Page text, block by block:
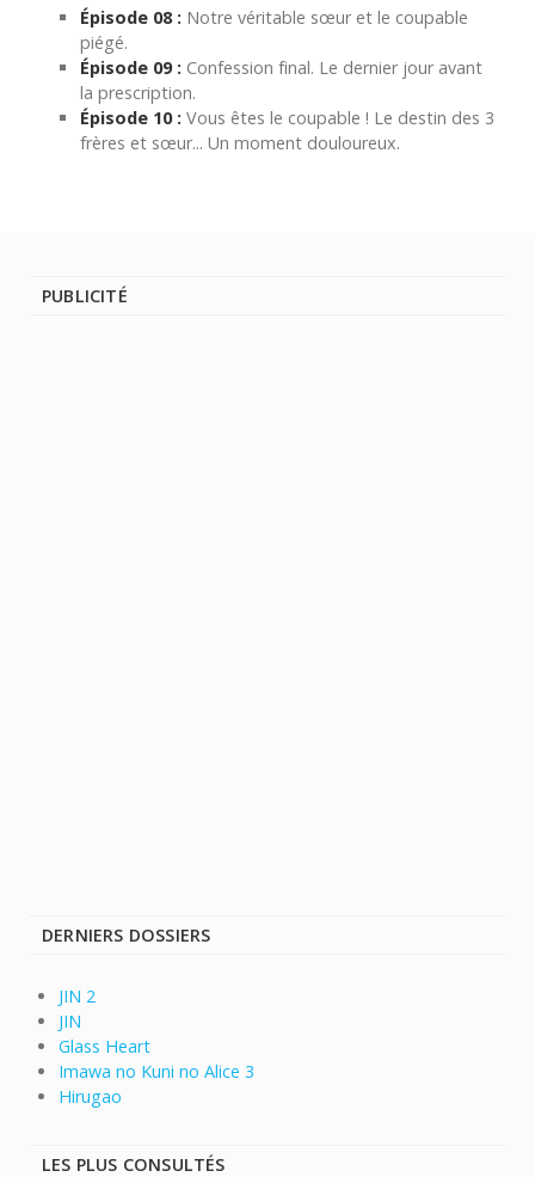
Épisode 08 : Notre véritable sœur et le coupable
piégé.
Épisode 09 : Confession final. Le dernier jour avant
la prescription.
Épisode 10 : Vous êtes le coupable ! Le destin des 3
frères et sœur... Un moment douloureux.
PUBLICITÉ
DERNIERS DOSSIERS
JIN 2
JIN
Glass Heart
Imawa no Kuni no Alice 3
Hirugao
LES PLUS CONSULTÉS